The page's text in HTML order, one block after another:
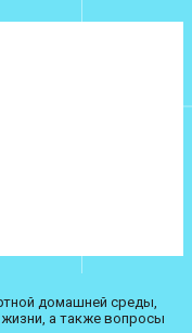
домашней среды,
а также вопросы